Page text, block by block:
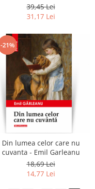
39,45 Lei
31,17 Lei
-21%
Din lumea celor care nu
cuvanta - Emil Garleanu
18,69 Lei
14,77 Lei